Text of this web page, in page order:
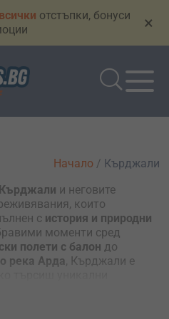
отстъпки, бонуси
×
и неговите
които
с история и природни
моменти сред
полети с балон до
река Арда, Кърджали е
дали предпочиташ
приключение, тук има
Начало / Кърджали